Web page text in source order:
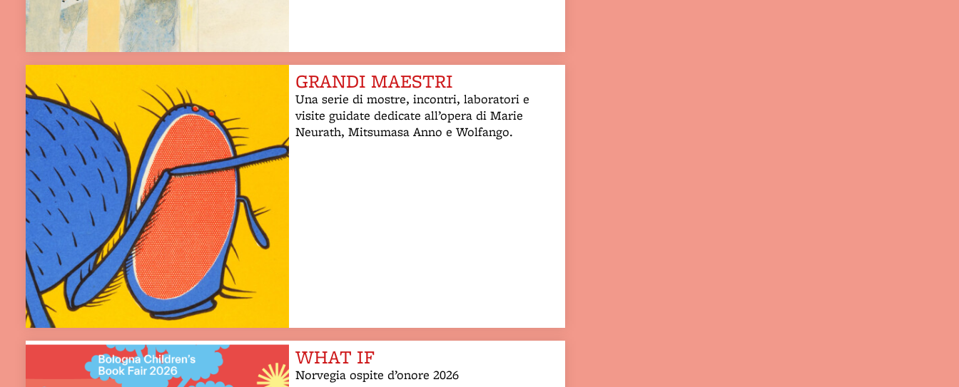
GRANDI MAESTRI
Una serie di mostre, incontri, laboratori e
visite guidate dedicate all’opera di Marie
Neurath, Mitsumasa Anno e Wolfango.
WHAT IF
Norvegia ospite d’onore 2026